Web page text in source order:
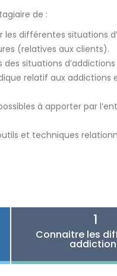
de :
les différentes situations
(relatives aux clients).
situations
relatif aux
à apporter par
et techniques
1
Connaitre les